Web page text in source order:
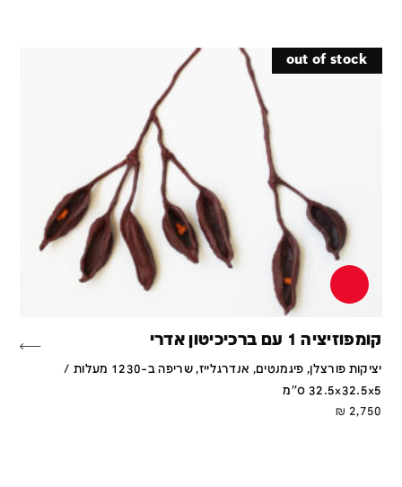
out of stock
קומפוזיציה 1 עם ברכיכיטון אדרי
יציקות פורצלן, פיגמנטים, אנדרגלייז, שריפה ב-1230 מעלות /
32.5x32.5x5 ס''מ
2,750
₪